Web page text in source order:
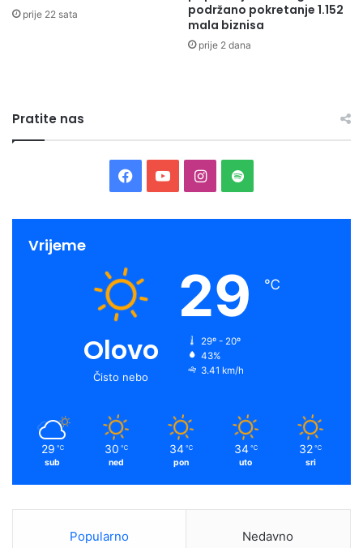
prije 22 sata
podržano pokretanje 1.152
mala biznisa
prije 2 dana
Pratite nas
Facebook
YouTubeInstagram
Spotify
Vrijeme
Olovo
Čisto nebo
29 ℃
29º - 20º
43%
3.41 km/h
29 ℃
sub
30 ℃
ned
34 ℃
pon
34 ℃
uto
32 ℃
sri
Popularno Nedavno